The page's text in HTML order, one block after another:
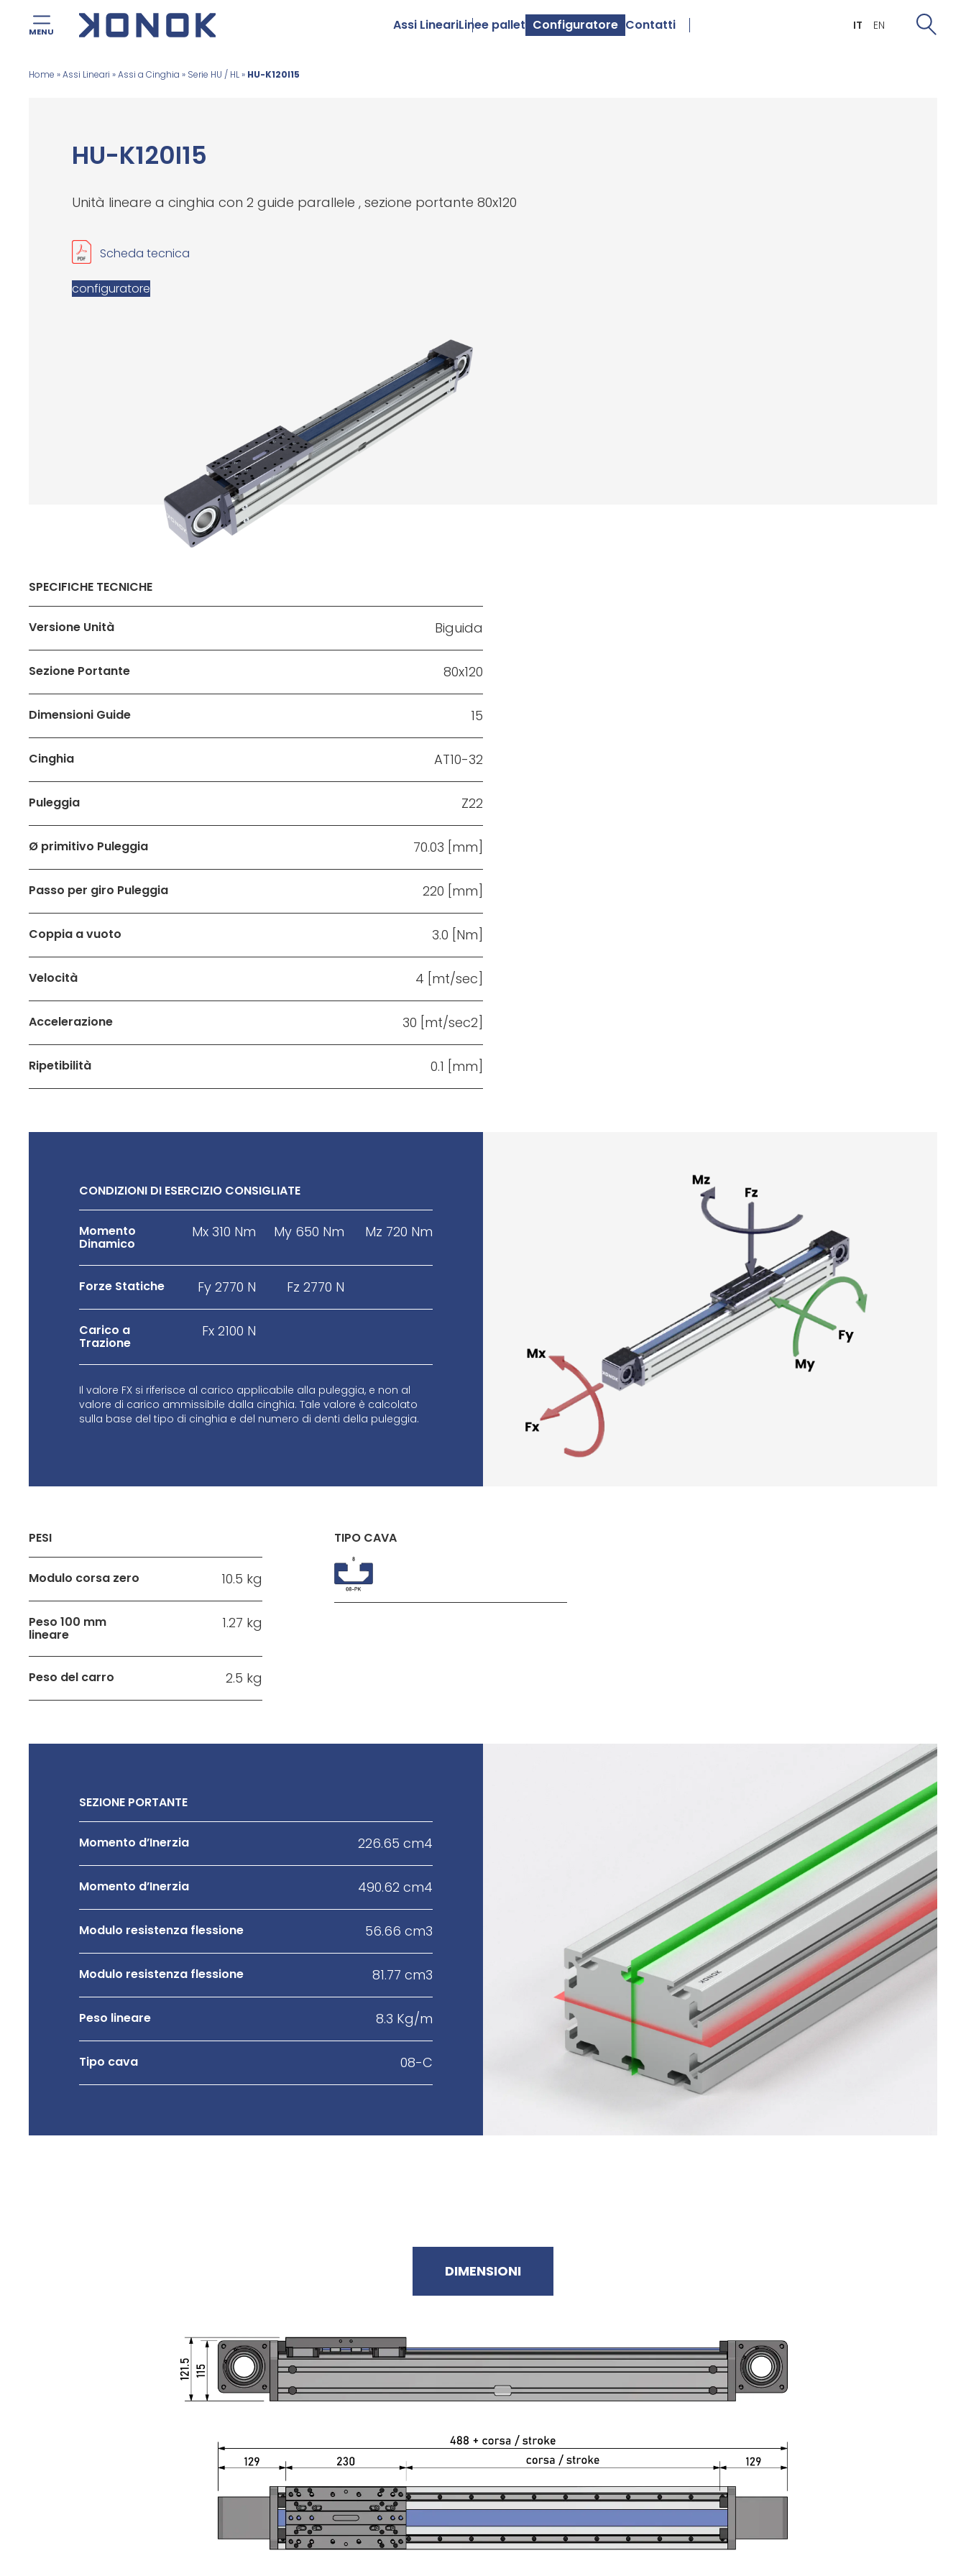
Assi LineariLinee pallet Configuratore Contatti
MENU IT EN
Home »Assi Lineari »Assi a Cinghia » Serie HU / HL» HU-K120I15
HU-K120I15
Unità lineare a cinghia con 2 guide parallele , sezione portante 80x120
Scheda tecnica
configuratore
SPECIFICHE TECNICHE
Versione Unità Biguida
Sezione Portante 80x120
Dimensioni Guide 15
Cinghia AT10-32
Puleggia Z22
Ø primitivo Puleggia 70.03 [mm]
Passo per giro Puleggia 220 [mm]
Coppia a vuoto 3.0 [Nm]
Velocità 4 [mt/sec]
Accelerazione 30 [mt/sec2]
Ripetibilità 0.1 [mm]
CONDIZIONI DI ESERCIZIO CONSIGLIATE
Momento
Dinamico
Mx 310 Nm My 650 Nm Mz 720 Nm
Forze Statiche Fy 2770 N Fz 2770 N
Carico a
Trazione
Fx 2100 N
Il valore FX si riferisce al carico applicabile alla puleggia, e non al
valore di carico ammissibile dalla cinghia. Tale valore è calcolato
sulla base del tipo di cinghia e del numero di denti della puleggia.
PESI
Modulo corsa zero 10.5 kg
Peso 100 mm
lineare
1.27 kg
Peso del carro 2.5 kg
TIPO CAVA
SEZIONE PORTANTE
Momento d’Inerzia 226.65 cm4
Momento d’Inerzia 490.62 cm4
Modulo resistenza flessione 56.66 cm3
Modulo resistenza flessione 81.77 cm3
Peso lineare 8.3 Kg/m
Tipo cava 08-C
DIMENSIONI